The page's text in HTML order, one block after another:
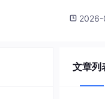
2026-
文章列